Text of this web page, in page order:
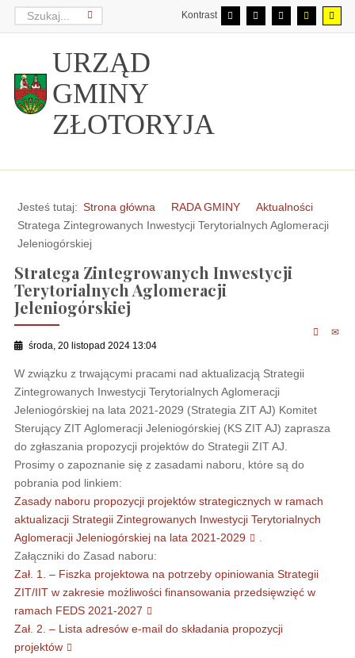
Kontrast
URZĄD
GMINY
ZŁOTORYJA
Jesteś tutaj: Strona główna RADA GMINY
Aktualności
Stratega Zintegrowanych Inwestycji Terytorialnych Aglomeracji
Jeleniogórskiej
Stratega Zintegrowanych Inwestycji
Terytorialnych Aglomeracji
Jeleniogórskiej
środa, 20 listopad 2024 13:04
W związku z trwającymi pracami nad aktualizacją Strategii
Zintegrowanych Inwestycji Terytorialnych Aglomeracji
Jeleniogórskiej na lata 2021-2029 (Strategia ZIT AJ) Komitet
Sterujący ZIT Aglomeracji Jeleniogórskiej (KS ZIT AJ) zaprasza
do zgłaszania propozycji projektów do Strategii ZIT AJ.
Prosimy o zapoznanie się z zasadami naboru, które są do
pobrania pod linkiem:
Zasady naboru propozycji projektów strategicznych w ramach
aktualizacji Strategii Zintegrowanych Inwestycji Terytorialnych
Aglomeracji Jeleniogórskiej na lata 2021-2029
Załączniki do Zasad naboru:
Zał. 1. – Fiszka projektowa na potrzeby opiniowania Strategii
ZIT/IIT w zakresie możliwości finansowania przedsięwzięć w
ramach FEDS 2021-2027
Zał. 2. – Lista adresów e-mail do składania propozycji
projektów